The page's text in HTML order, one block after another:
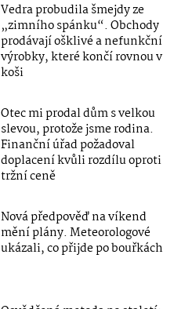
Vedra probudila šmejdy ze
„zimního spánku“. Obchody
prodávají ošklivé a nefunkční
výrobky, které končí rovnou v
koši
Otec mi prodal dům s velkou
slevou, protože jsme rodina.
Finanční úřad požadoval
doplacení kvůli rozdílu oproti
tržní ceně
Nová předpověď na víkend
mění plány. Meteorologové
ukázali, co přijde po bouřkách